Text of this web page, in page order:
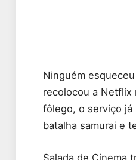
Ninguém
recolocou a Netflix
fôlego, o serviço já
batalha samurai e
Salada de Cinema